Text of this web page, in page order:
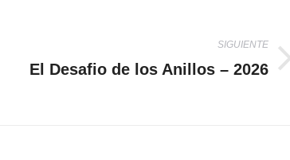
SIGUIENTE
PublicaciónEl Desafio de los Anillos – 2026